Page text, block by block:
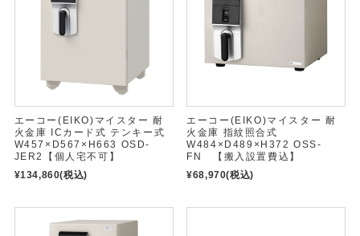
エーコー(EIKO)マイスター 耐
火金庫 ICカード式 テンキー式
W457×D567×H663 OSD-
JER2【個人宅不可】
¥134,860(税込)
エーコー(EIKO)マイスター 耐
火金庫 指紋照合式
W484×D489×H372 OSS-
FN 【搬入設置費込】
¥68,970(税込)